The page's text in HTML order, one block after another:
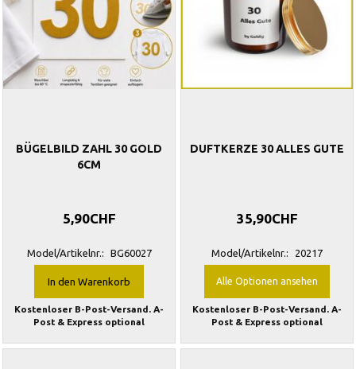
BÜGELBILD ZAHL 30 GOLD
6CM
5,90CHF
Model/Artikelnr.: BG60027
In den Warenkorb
Kostenloser B-Post-Versand. A-
Post & Express optional
DUFTKERZE 30 ALLES GUTE
35,90CHF
Model/Artikelnr.: 20217
Alle Optionen ansehen
Kostenloser B-Post-Versand. A-
Post & Express optional